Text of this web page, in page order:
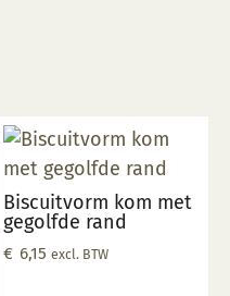
Biscuitvorm kom met
gegolfde rand
€ 6,15 excl. BTW